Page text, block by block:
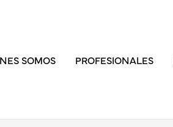
SOMOS PROFESIONALES